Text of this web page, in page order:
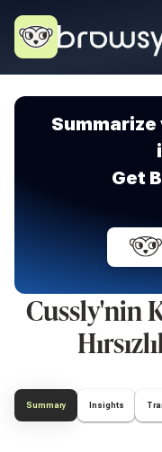
Get
Cussly'nin
Summary Insights